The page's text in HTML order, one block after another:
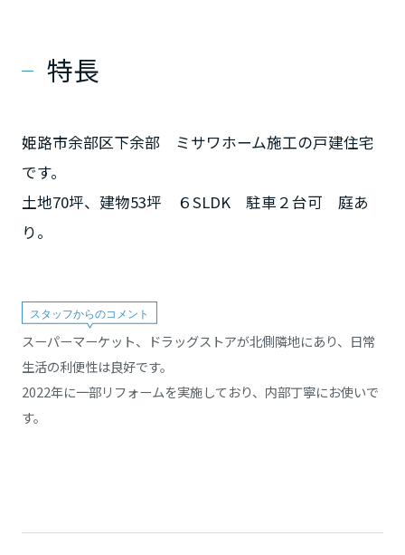
特長
姫路市余部区下余部 ミサワホーム施工の戸建住宅
です。
土地70坪、建物53坪 ６SLDK 駐車２台可 庭あ
り。
スーパーマーケット、ドラッグストアが北側隣地にあり、日常
生活の利便性は良好です。
2022年に一部リフォームを実施しており、内部丁寧にお使いで
す。